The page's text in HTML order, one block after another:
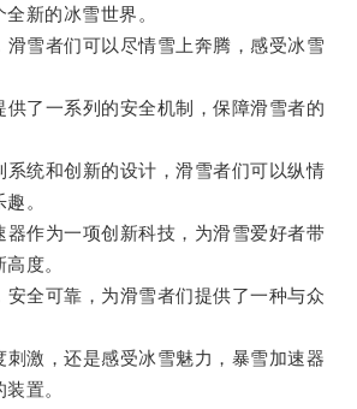
新的冰雪世界。
雪者们可以尽情雪上奔腾，感受冰雪
了一系列的安全机制，保障滑雪者的
统和创新的设计，滑雪者们可以纵情
。
作为一项创新科技，为滑雪爱好者带
度。
全可靠，为滑雪者们提供了一种与众
激，还是感受冰雪魅力，暴雪加速器
置。